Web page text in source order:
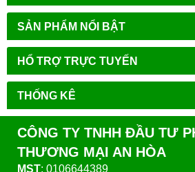
SẢN PHẨM NỔI BẬT
HỔ TRỢ TRỰC TUYẾN
THỐNG KÊ
CÔNG TY TNHH ĐẦU TƯ
THƯƠNG MẠI AN HÒA
MST: 0106644389